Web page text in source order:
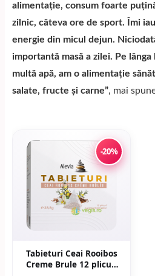
alimentație, consum foarte
zilnic, câteva ore de sport. Îmi
energie din micul dejun.
importantă masă a zilei. Pe
multă apă, am o alimentație
salate, fructe și carne”, mai
-20%
Tabieturi Ceai Rooibos
Creme Brule 12 plicuri